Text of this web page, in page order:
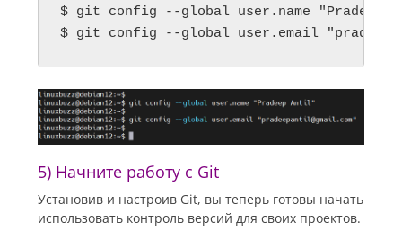
$ git config --global user.name "Pradeep
$ git config --global user.email "
5) Начните работу с Git
Установив и настроив Git, вы теперь готовы начать
использовать контроль версий для своих проектов.